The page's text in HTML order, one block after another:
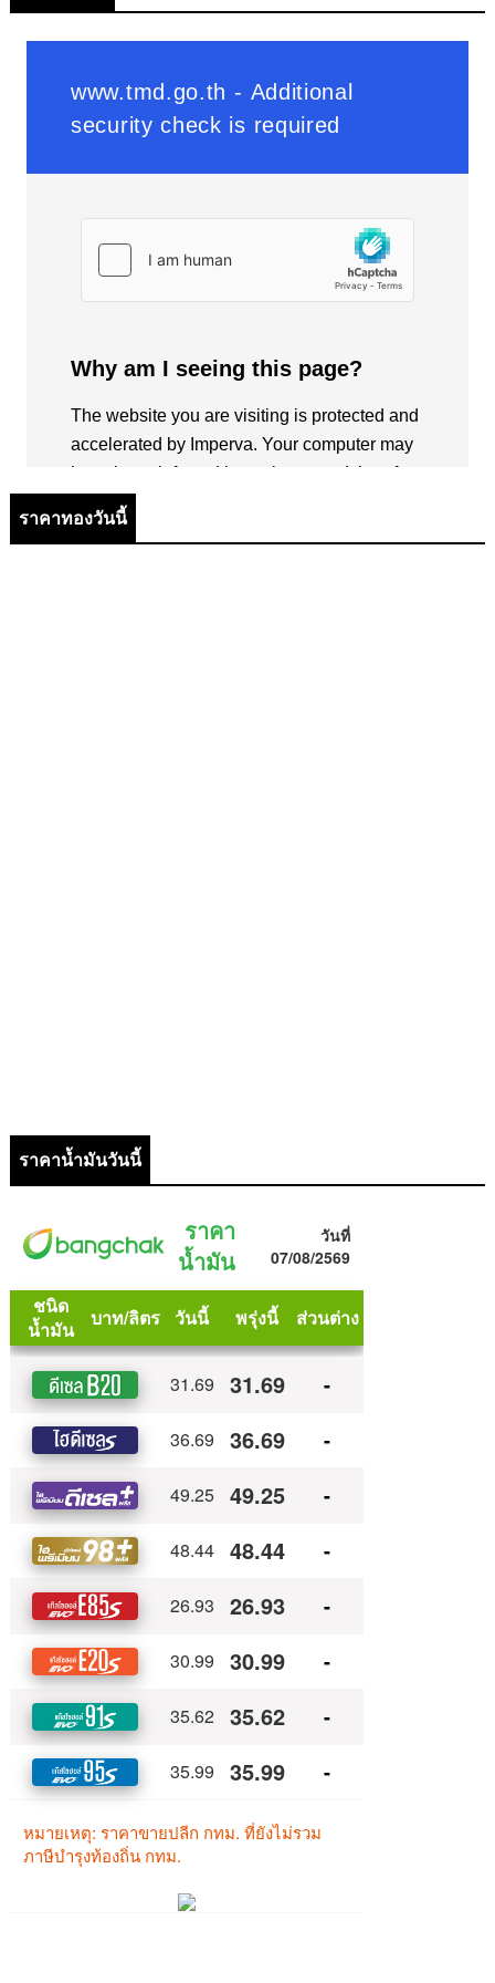
ราคาทองวันนี้
ราคาน้ำมันวันนี้